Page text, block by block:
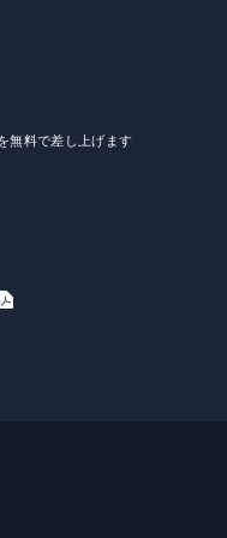
無料で差し上げます